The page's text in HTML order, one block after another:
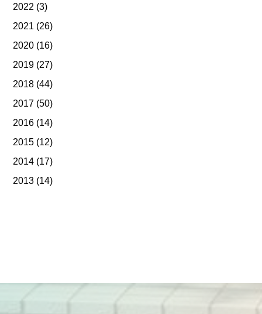
2022 (3)
2021 (26)
2020 (16)
2019 (27)
2018 (44)
2017 (50)
2016 (14)
2015 (12)
2014 (17)
2013 (14)